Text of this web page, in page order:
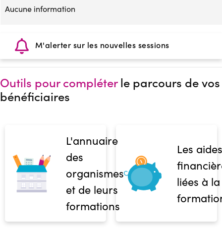
Aucune information
M'alerter sur les nouvelles sessions
Outils pour compléterle parcours de vos
bénéficiaires
L'annuaire
des
organismes
et de leurs
formations
Les aides
liées à la